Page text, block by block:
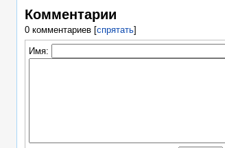
Комментарии
0 комментариев[спрятать]
Имя: